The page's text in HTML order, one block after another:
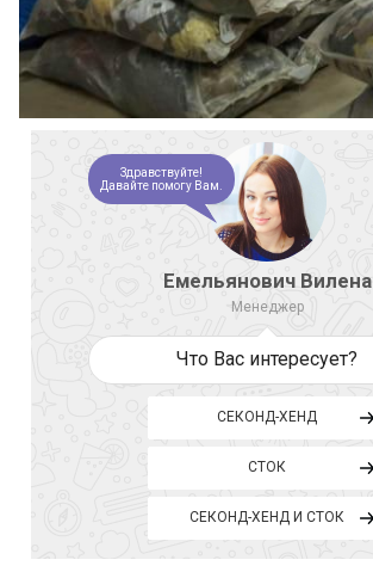
Емельянович Вилена
Менеджер
Здравствуйте!
Давайте помогу Вам.
Что Вас интересует?
СЕКОНД-ХЕНД
СТОК
СЕКОНД-ХЕНД И СТОК